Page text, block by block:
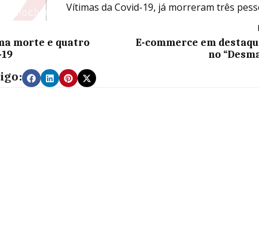
Vítimas da Covid-19, já morreram três
morte e quatro
E-commerce em
no